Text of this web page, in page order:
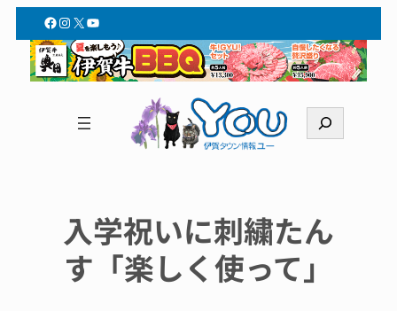
Facebook
Instagram
X YouTube
索
入学祝いに刺繍たん
す「楽しく使って」